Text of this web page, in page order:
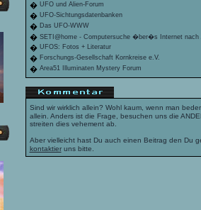
� UFO und Alien-Forum
� UFO-Sichtungsdatenbanken
� Das UFO-WWW
� SETI@home - Computersuche �ber�s Internet nach
� UFOS: Fotos + Literatur
� Forschungs-Gesellschaft Kornkreise e.V.
� Area51 Illuminaten Mystery Forum
Sind wir wirklich allein? Wohl kaum, wenn man
allein. Anders ist die Frage, besuchen uns die
streiten dies vehement ab.
Aber vielleicht hast Du auch einen Beitrag den Du
kontaktieruns bitte.